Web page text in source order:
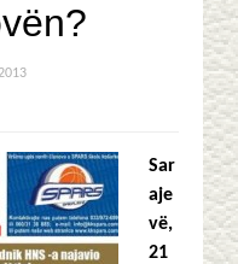
Sar
aje
vë,
21